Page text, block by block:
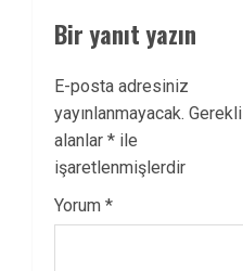
Bir yanıt yazın
E-posta adresiniz
yayınlanmayacak. Gerekli
alanlar * ile
işaretlenmişlerdir
Yorum *